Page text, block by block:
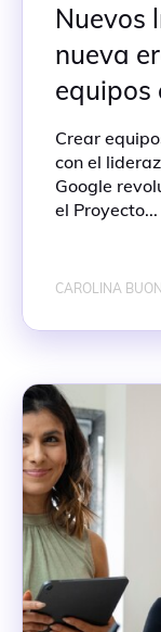
Nuevos
nueva
equipos
Crear
con el
Google
el Proyecto...
CAROLINA